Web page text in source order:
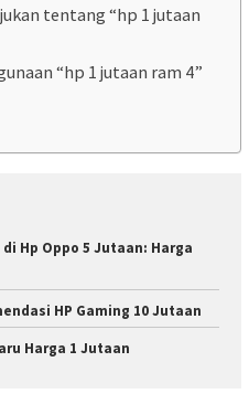
tentang “hp 1 jutaan
“hp 1 jutaan ram 4”
Hp Oppo 5 Jutaan: Harga
HP Gaming 10 Jutaan
Harga 1 Jutaan